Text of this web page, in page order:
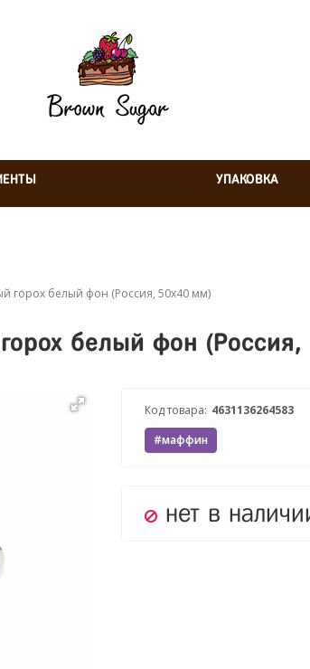
УПАКОВКА
белый фон (Россия, 50х40 мм)
белый фон
Код товара: 4631136264583
#маффин
нет в